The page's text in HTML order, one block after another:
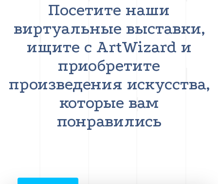
Посетите наши
виртуальные выставки,
ищите с ArtWizard и
приобретите
произведения искусства,
которые вам
понравились